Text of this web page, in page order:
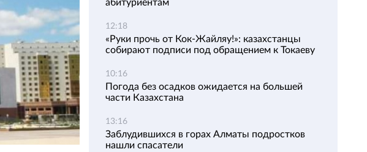
абитуриентам
12:18
«Руки прочь от Кок-Жайляу!»: казахстанцы
собирают подписи под обращением к Токаеву
10:16
Погода без осадков ожидается на большей
части Казахстана
13:16
Заблудившихся в горах Алматы подростков
нашли спасатели